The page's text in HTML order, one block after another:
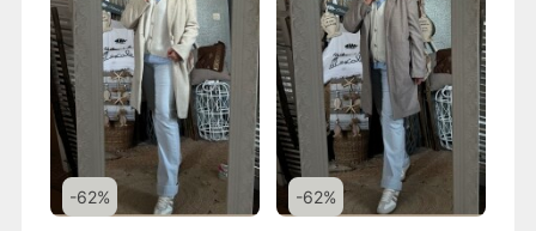
-62% -62%